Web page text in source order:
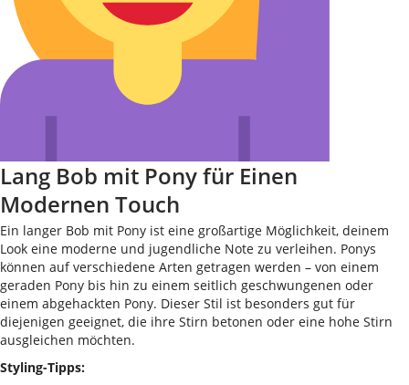
Lang Bob mit Pony für Einen
Modernen Touch
Ein langer Bob mit Pony ist eine großartige Möglichkeit, deinem
Look eine moderne und jugendliche Note zu verleihen. Ponys
können auf verschiedene Arten getragen werden – von einem
geraden Pony bis hin zu einem seitlich geschwungenen oder
einem abgehackten Pony. Dieser Stil ist besonders gut für
diejenigen geeignet, die ihre Stirn betonen oder eine hohe Stirn
ausgleichen möchten.
Styling-Tipps: